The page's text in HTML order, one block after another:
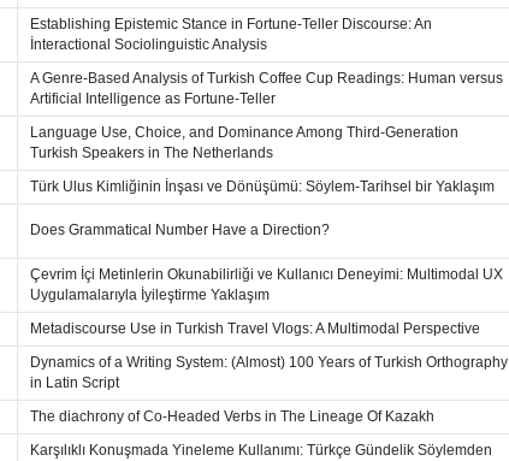
Establishing Epistemic Stance in Fortune-Teller Discourse: An
İnteractional Sociolinguistic Analysis
A Genre-Based Analysis of Turkish Coffee Cup Readings: Human versus
Artificial Intelligence as Fortune-Teller
Language Use, Choice, and Dominance Among Third-Generation
Turkish Speakers in The Netherlands
Türk Ulus Kimliğinin İnşası ve Dönüşümü: Söylem-Tarihsel bir Yaklaşım
Does Grammatical Number Have a Direction?
Çevrim İçi Metinlerin Okunabilirliği ve Kullanıcı Deneyimi: Multimodal UX
Uygulamalarıyla İyileştirme Yaklaşım
Metadiscourse Use in Turkish Travel Vlogs: A Multimodal Perspective
Dynamics of a Writing System: (Almost) 100 Years of Turkish Orthography
in Latin Script
The diachrony of Co-Headed Verbs in The Lineage Of Kazakh
Karşılıklı Konuşmada Yineleme Kullanımı: Türkçe Gündelik Söylemden